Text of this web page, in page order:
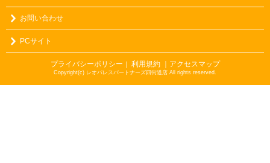
お問い合わせ
PCサイト
プライバシーポリシー ｜ 利用規約 ｜アクセスマップ
Copyright(c) レオパレスパートナーズ四街道店 All rights reserved.